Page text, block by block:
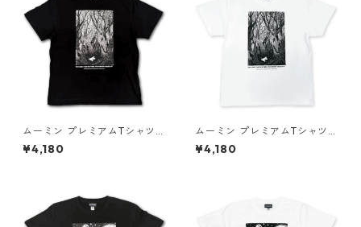
ムーミン プレミアムTシャツ
彗星 ブラック ムーミントロー
ル 80th 小説TEE MOOMIN グ
¥4,180
ムーミン プレミアムTシャツ
彗星 ホワイト ムーミントロー
ル 80th 小説TEE MOOMIN グ
¥4,180